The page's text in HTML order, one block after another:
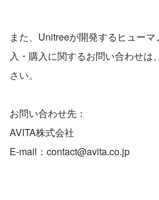
また、Unitreeが開発するヒュー
入・購入に関するお問い合わせは
さい。
お問い合わせ先：
AVITA株式会社
E-mail：contact@avita.co.jp